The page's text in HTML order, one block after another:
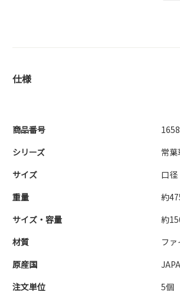
仕様
商品番号
シリーズ
常葉
サイズ
口
重量
約
サイズ・容量
約
材質
フ
原産国
注文単位
5個